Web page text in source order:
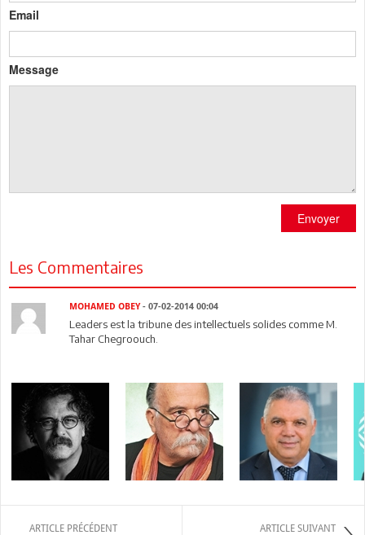
Email
Message
Envoyer
Les Commentaires
MOHAMED OBEY- 07-02-2014 00:04
Leaders est la tribune des intellectuels solides comme M.
Tahar Chegroouch.
ARTICLE PRÉCÉDENT ARTICLE SUIVANT